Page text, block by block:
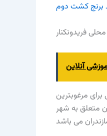
برنج کشت دوم
فریدونکنار
آنلاین
مرغوبترین
متعلق به شهر